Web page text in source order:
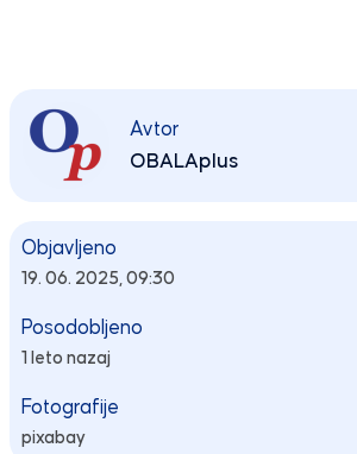
Avtor
OBALAplus
Objavljeno
19. 06. 2025, 09:30
Posodobljeno
1 leto nazaj
Fotografije
pixabay